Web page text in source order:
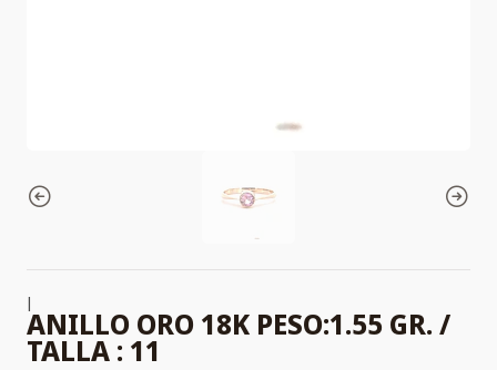
|
ANILLO ORO 18K PESO:1.55 GR. /
TALLA : 11